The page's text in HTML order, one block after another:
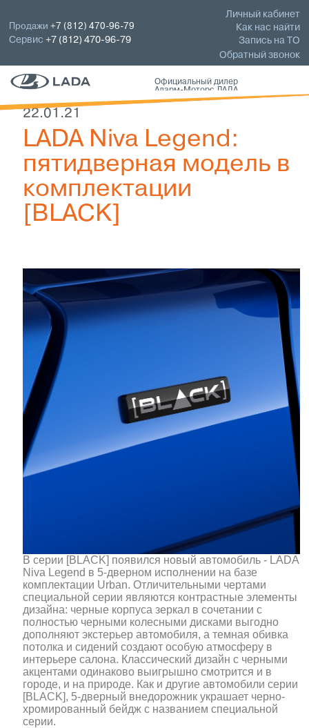
Личный кабинет
Как нас найти
Запись на ТО
Обратный звонок
Продажи+7 (812) 470-96-79
Сервис+7 (812) 470-96-79
Официальный дилер
Аларм-Моторс ЛАДА
22.01.21
LADA Niva Legend:
пятидверная модель в
комплектации
[BLACK]
В серии [BLACK] появился новый автомобиль - LADA
Niva Legend в 5-дверном исполнении на базе
комплектации Urban. Отличительными чертами
специальной серии являются контрастные элементы
дизайна: черные корпуса зеркал в сочетании с
полностью черными колесными дисками выгодно
дополняют экстерьер автомобиля, а темная обивка
потолка и сидений создают особую атмосферу в
интерьере салона. Классический дизайн с черными
акцентами одинаково выигрышно смотрится и в
городе, и на природе. Как и другие автомобили серии
[BLACK], 5-дверный внедорожник украшает черно-
хромированный бейдж с названием специальной
серии.